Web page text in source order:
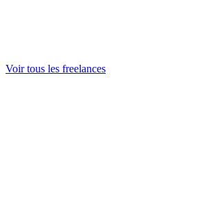
Voir tous les freelances